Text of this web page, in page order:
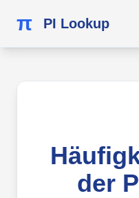
π PI Lookup
der